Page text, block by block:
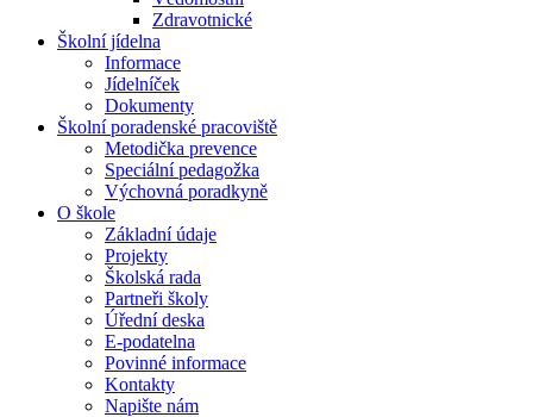
Zdravotnické
Školní jídelna
Informace
Jídelníček
Dokumenty
Školní poradenské pracoviště
Metodička prevence
Speciální pedagožka
Výchovná poradkyně
O škole
Základní údaje
Projekty
Školská rada
Partneři školy
Úřední deska
E-podatelna
Povinné informace
Kontakty
Napište nám